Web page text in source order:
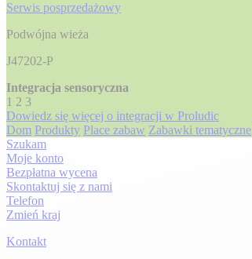
Serwis posprzedażowy
Podwójna wieża
J47202-P
Integracja sensoryczna
1 2 3
Dowiedz się więcej o integracji w Proludic
Dom Produkty Place zabaw Zabawki tematyczne
Szukam
Moje konto
Bezpłatna wycena
Skontaktuj się z nami
Telefon
Zmień kraj
Kontakt